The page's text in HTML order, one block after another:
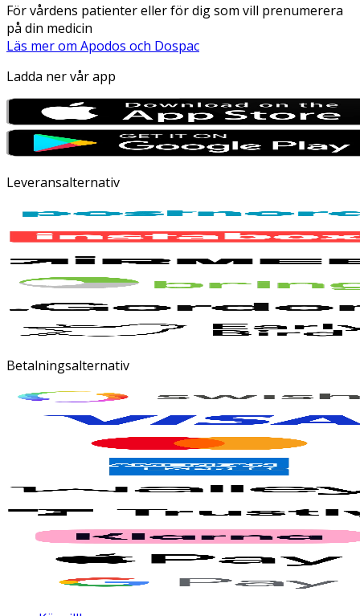
För vårdens patienter eller för dig som vill prenumerera
på din medicin
Läs mer om Apodos och Dospac
Ladda ner vår app
Leveransalternativ
Betalningsalternativ